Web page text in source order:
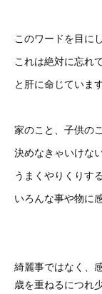
このワードを目に
これは絶対に忘れ
と肝に命じています
家のこと、子供のこ
決めなきゃいけな
うまくやりくりす
いろんな事や物に
綺麗事ではなく、
歳を重ねるにつれ